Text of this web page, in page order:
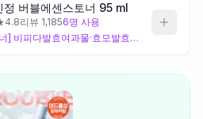
정 버블에센스토너 95 ml
4.8리뷰 1,1856명 사용
[발효 진정 에센스 토너] 비피다발효여과물·효모발효여과물과 약모밀추출물·트로폴론·마데카소사이드를 고유 성분으로 갖춰, 여름철 트러블성 지성 피부의 장벽 안정과 항염 진정에 초점을 맞춘 설계가 읽혀요. 특히 약모밀추출물과 트로폴론 조합은 자극·트러블에 민감한 피부에 특화된 구성으로, 단순 수분 보충보다 피부 달래기가 주된 목적인 분께 잘 맞아요. 다만 용량이 95ml로 다른 제품보다 적어, 가성비를 함께 고려하는 것이 좋아요.